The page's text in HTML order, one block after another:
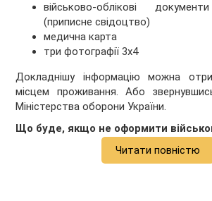
військово-облікові
(приписне свідоцтво)
медична карта
три фотографії 3х4
Докладнішу інформацію можна
місцем проживання. Або
Міністерства оборони України.
Що буде, якщо не оформити
Читати повністю